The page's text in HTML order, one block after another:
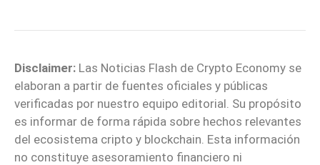
Disclaimer: Las Noticias Flash de Crypto Economy se
elaboran a partir de fuentes oficiales y públicas
verificadas por nuestro equipo editorial. Su propósito
es informar de forma rápida sobre hechos relevantes
del ecosistema cripto y blockchain. Esta información
no constituye asesoramiento financiero ni